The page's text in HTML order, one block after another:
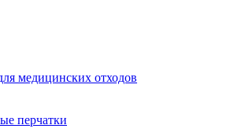
медицинских отходов
перчатки